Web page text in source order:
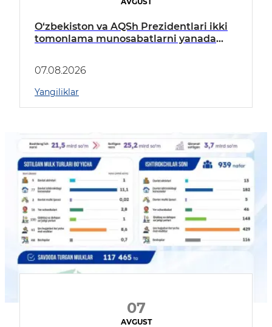
O‘zbekiston va AQSh Prezidentlari ikki
tomonlama munosabatlarni yanada
07.08.2026
Yangiliklar
07
AVGUST